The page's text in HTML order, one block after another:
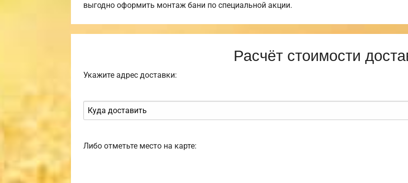
выгодно оформить монтаж бани по специальной акции.
Расчёт стоимости
Укажите адрес доставки:
Либо отметьте место на карте: